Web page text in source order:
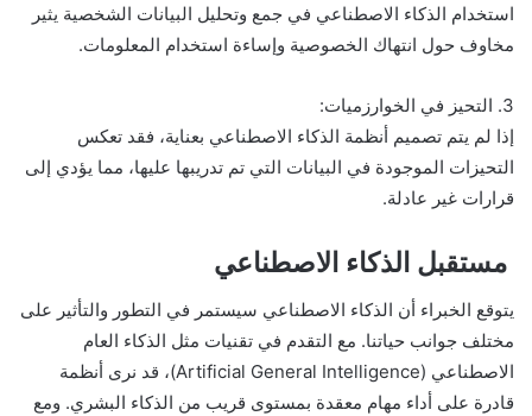
استخدام الذكاء الاصطناعي في جمع وتحليل البيانات الشخصية يثير
مخاوف حول انتهاك الخصوصية وإساءة استخدام المعلومات.
3. التحيز في الخوارزميات:
إذا لم يتم تصميم أنظمة الذكاء الاصطناعي بعناية، فقد تعكس
التحيزات الموجودة في البيانات التي تم تدريبها عليها، مما يؤدي إلى
قرارات غير عادلة.
مستقبل الذكاء الاصطناعي
يتوقع الخبراء أن الذكاء الاصطناعي سيستمر في التطور والتأثير على
مختلف جوانب حياتنا. مع التقدم في تقنيات مثل الذكاء العام
الاصطناعي (Artificial General Intelligence)، قد نرى أنظمة
قادرة على أداء مهام معقدة بمستوى قريب من الذكاء البشري. ومع